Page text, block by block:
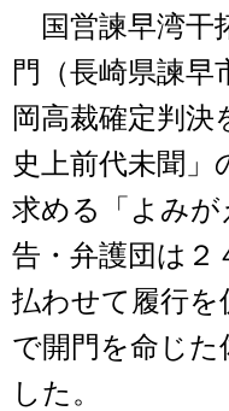
国営諫早湾干
門（長崎県諫早
岡高裁確定判
史上前代未聞」
求める「よみが
告・弁護団は２
払わせて履行を
で開門を命じた
した。